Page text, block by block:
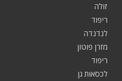
זולה
ריפוד
לנדנדה
מזרן פוטון
ריפוד
לכסאות גן